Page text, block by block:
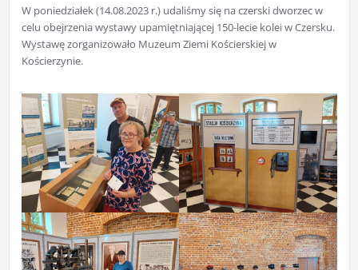
W poniedziałek (14.08.2023 r.) udaliśmy się na czerski dworzec w
celu obejrzenia wystawy upamiętniającej 150-lecie kolei w Czersku.
Wystawę zorganizowało Muzeum Ziemi Kościerskiej w
Kościerzynie.